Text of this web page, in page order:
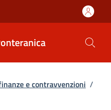
e contravvenzioni /